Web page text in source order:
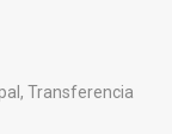
Transferencia